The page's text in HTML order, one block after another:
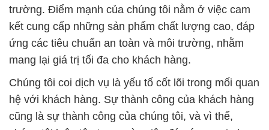
trường. Điểm mạnh của chúng tôi nằm ở việc cam
kết cung cấp những sản phẩm chất lượng cao, đáp
ứng các tiêu chuẩn an toàn và môi trường, nhằm
mang lại giá trị tối đa cho khách hàng.
Chúng tôi coi dịch vụ là yếu tố cốt lõi trong mối quan
hệ với khách hàng. Sự thành công của khách hàng
cũng là sự thành công của chúng tôi, và vì thế,